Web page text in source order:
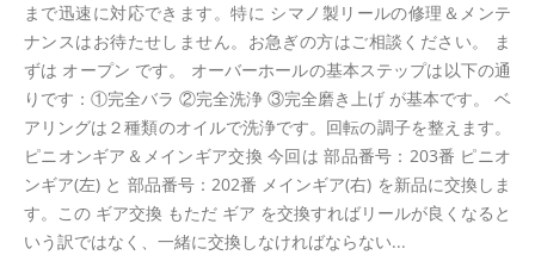
まで迅速に対応できます。特に シマノ製リールの修理＆メンテ
ナンスはお待たせしません。お急ぎの方はご相談ください。 ま
ずは オープン です。 オーバーホールの基本ステップは以下の通
りです：①完全バラ ②完全洗浄 ③完全磨き上げ が基本です。 ベ
アリングは２種類のオイルで洗浄です。回転の調子を整えます。
ピニオンギア＆メインギア交換 今回は 部品番号：203番 ピニオ
ンギア(左) と 部品番号：202番 メインギア(右) を新品に交換しま
す。この ギア交換 もただ ギア を交換すればリールが良くなると
いう訳ではなく、一緒に交換しなければならない...